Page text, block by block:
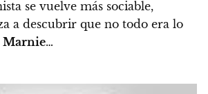
se vuelve más sociable,
a descubrir que no todo era lo
Marnie…